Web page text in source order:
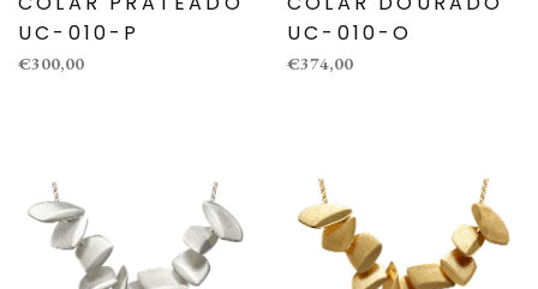
UC-010-P
€300,00
UC-010-O
€374,00